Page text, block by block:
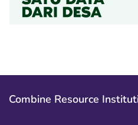
Combine Resource